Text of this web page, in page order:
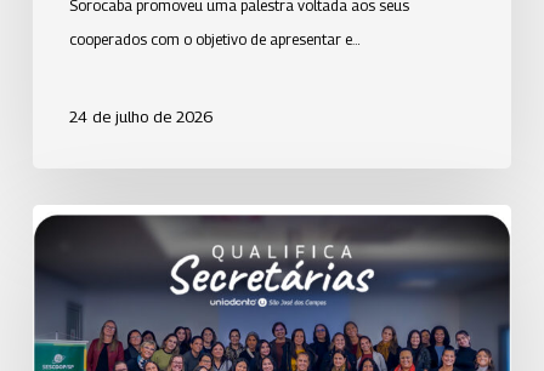
Sorocaba promoveu uma palestra voltada aos seus
cooperados com o objetivo de apresentar e…
24 de julho de 2026
Qualifica
da
Uniodonto
de